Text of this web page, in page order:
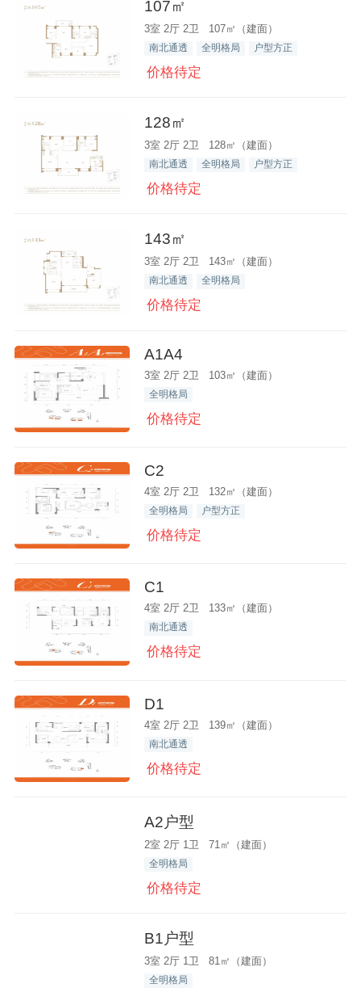
107㎡
3室 2厅 2卫 107㎡（建面）
南北通透 全明格局 户型方正
价格待定
128㎡
3室 2厅 2卫 128㎡（建面）
南北通透 全明格局 户型方正
价格待定
143㎡
3室 2厅 2卫 143㎡（建面）
南北通透 全明格局
价格待定
A1A4
3室 2厅 2卫 103㎡（建面）
全明格局
价格待定
C2
4室 2厅 2卫 132㎡（建面）
全明格局 户型方正
价格待定
C1
4室 2厅 2卫 133㎡（建面）
南北通透
价格待定
D1
4室 2厅 2卫 139㎡（建面）
南北通透
价格待定
A2户型
2室 2厅 1卫 71㎡（建面）
全明格局
价格待定
B1户型
3室 2厅 1卫 81㎡（建面）
全明格局